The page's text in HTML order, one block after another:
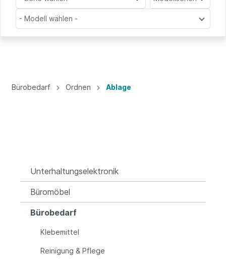
- Modell wählen -
Bürobedarf Ordnen Ablage
Unterhaltungselektronik
Büromöbel
Bürobedarf
Klebemittel
Reinigung & Pflege